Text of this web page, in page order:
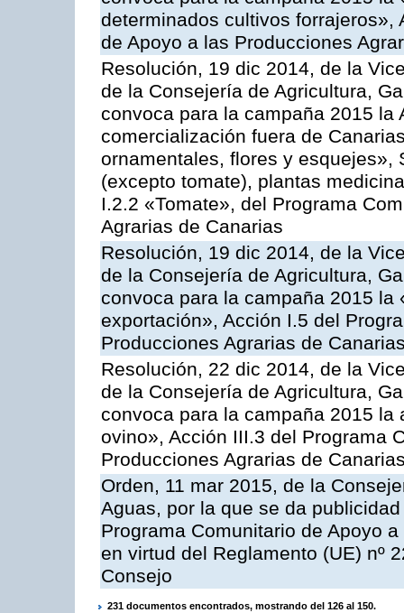
determinados cultivos forrajeros»,
de Apoyo a las Producciones
Resolución, 19 dic 2014, de la
de la Consejería de Agricultura,
convoca para la campaña 2015 la
comercialización fuera de
ornamentales, flores y esquejes»,
(excepto tomate), plantas
I.2.2 «Tomate», del Programa
Agrarias de Canarias
Resolución, 19 dic 2014, de la
de la Consejería de Agricultura,
convoca para la campaña 2015
exportación», Acción I.5 del
Producciones Agrarias de
Resolución, 22 dic 2014, de la
de la Consejería de Agricultura,
convoca para la campaña 2015
ovino», Acción III.3 del Programa
Producciones Agrarias de
Orden, 11 mar 2015, de la
Aguas, por la que se da
Programa Comunitario de Apoyo
en virtud del Reglamento (UE) nº
Consejo
231 documentos encontrados, mostrando del 126 al 150.